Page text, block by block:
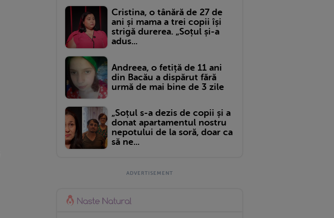
Cristina, o tânără de 27 de
ani și mama a trei copii își
strigă durerea. „Soțul și-a
adus...
Andreea, o fetiță de 11 ani
din Bacău a dispărut fără
urmă de mai bine de 3 zile
„Soțul s-a dezis de copii și a
donat apartamentul nostru
nepotului de la soră, doar ca
să ne...